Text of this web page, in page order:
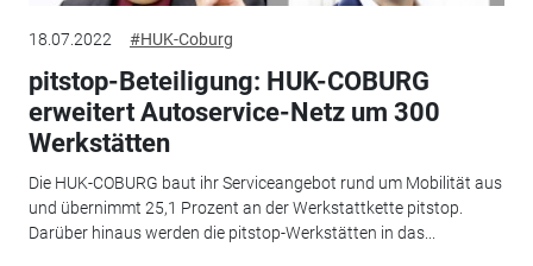
18.07.2022 #HUK-Coburg
pitstop-Beteiligung: HUK-COBURG
erweitert Autoservice-Netz um 300
Werkstätten
Die HUK-COBURG baut ihr Serviceangebot rund um Mobilität aus
und übernimmt 25,1 Prozent an der Werkstattkette pitstop.
Darüber hinaus werden die pitstop-Werkstätten in das...